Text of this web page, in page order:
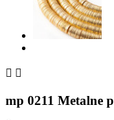
 
mp 0211 Metalne